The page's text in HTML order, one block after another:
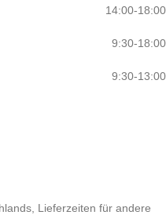
14:00-18:00
9:30-18:00
9:30-13:00
Lieferzeiten für andere